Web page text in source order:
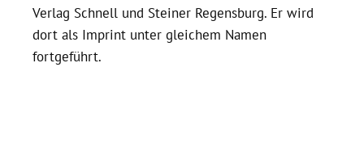
Verlag Schnell und Steiner Regensburg. Er wird
dort als Imprint unter gleichem Namen
fortgeführt.